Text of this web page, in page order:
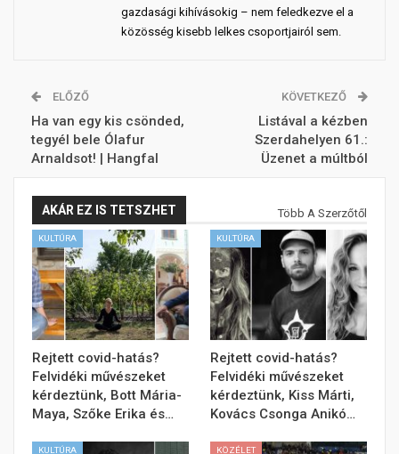
gazdasági kihívásokig – nem feledkezve el a
közösség kisebb lelkes csoportjairól sem.
ELŐZŐ
Ha van egy kis csönded,
tegyél bele Ólafur
Arnaldsot! | Hangfal
KÖVETKEZŐ
Listával a kézben
Szerdahelyen 61.:
Üzenet a múltból
AKÁR EZ IS TETSZHET Több A Szerzőtől
KULTÚRA
Rejtett covid-hatás?
Felvidéki művészeket
kérdeztünk, Bott Mária-
Maya, Szőke Erika és…
KULTÚRA
Rejtett covid-hatás?
Felvidéki művészeket
kérdeztünk, Kiss Márti,
Kovács Csonga Anikó…
KULTÚRA KÖZÉLET